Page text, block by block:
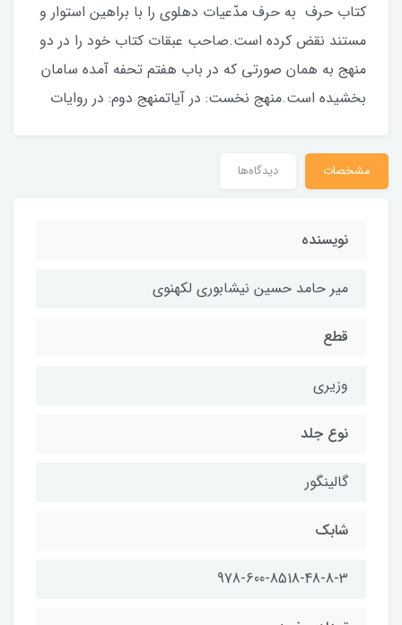
کتاب حرف به حرف مدّعیات دهلوی را با براهین استوار و
مستند نقض کرده است.صاحب عبقات کتاب خود را در دو
منهج به همان صورتی که در باب هفتم تحفه آمده سامان
بخشیده است.منهج نخست: در آیاتمنهج دوم: در روایات
مشخصات دیدگاه‌ها
نویسنده
میر حامد حسین نیشابوری لکهنوی
قطع
وزیری
نوع جلد
گالینگور
شابک
978-600-8518-48-8-3